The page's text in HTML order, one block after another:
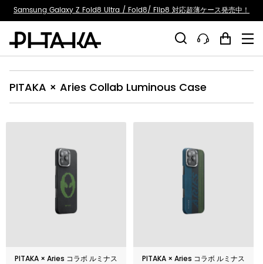
Samsung Galaxy Z Fold8 Ultra / Fold8/ Flip8 対応超薄ケース発売中！
PITAKA × Aries Collab Luminous Case
PITAKA × Aries コラボ ルミナス
PITAKA × Aries コラボ ルミナス